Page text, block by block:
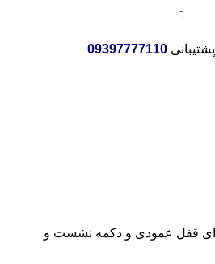
پشتیبانی09397777110